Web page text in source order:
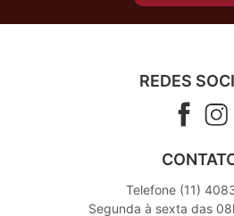
REDES
Telefone (11)
Segunda à sexta das